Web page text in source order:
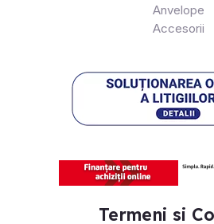
Anvelope
Accesorii
Termeni si